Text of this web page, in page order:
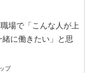
場で「こんな人が上
に働きたい」と思
プ